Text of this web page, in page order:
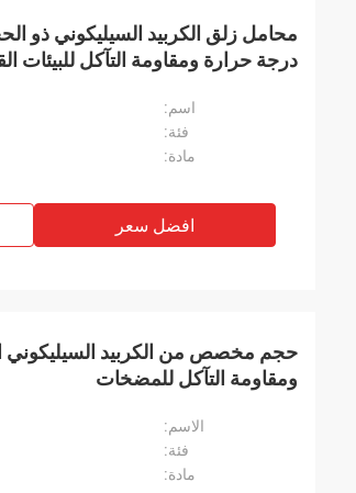
درجة حرارة ومقاومة التآكل للبيئات
اسم:
فئة:
مادة:
افضل سعر
ومقاومة التآكل للمضخات
الاسم:
فئة:
مادة: